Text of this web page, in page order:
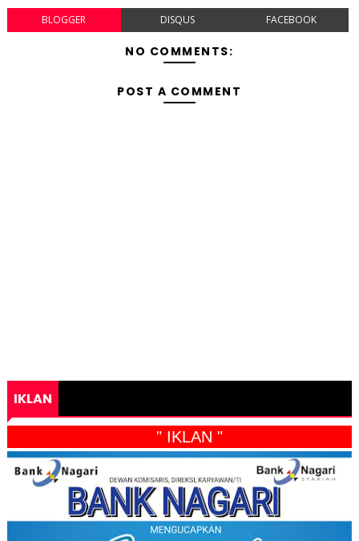
BLOGGER DISQUS FACEBOOK
NO COMMENTS:
POST A COMMENT
IKLAN
" IKLAN "